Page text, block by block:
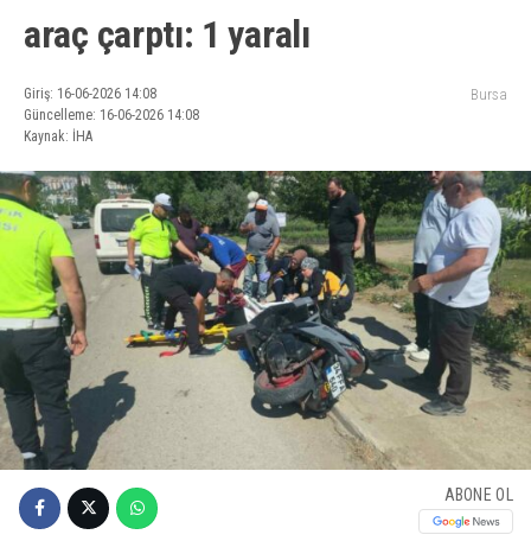
araç çarptı: 1 yaralı
Giriş: 16-06-2026 14:08
Güncelleme: 16-06-2026 14:08
Kaynak: İHA
Bursa
ABONE OL